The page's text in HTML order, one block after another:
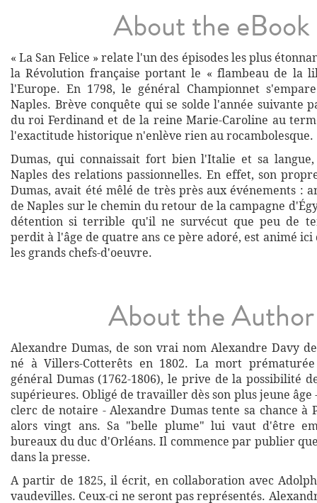
About the eBook
« La San Felice » relate l'un des épisodes les plus
la Révolution française portant le « flambeau de la
l'Europe. En 1798, le général Championnet
Naples. Brève conquête qui se solde l'année suivante
du roi Ferdinand et de la reine Marie-Caroline au
l'exactitude historique n'enlève rien au rocambolesque.
Dumas, qui connaissait fort bien l'Italie et sa
Naples des relations passionnelles. En effet, son
Dumas, avait été mêlé de très près aux événements :
de Naples sur le chemin du retour de la campagne
détention si terrible qu'il ne survécut que peu de
perdit à l'âge de quatre ans ce père adoré, est animé
les grands chefs-d'oeuvre.
About the Author
Alexandre Dumas, de son vrai nom Alexandre Davy
né à Villers-Cotterêts en 1802. La mort
général Dumas (1762-1806), le prive de la possibilité
supérieures. Obligé de travailler dès son plus jeune âge
clerc de notaire - Alexandre Dumas tente sa chance à
alors vingt ans. Sa "belle plume" lui vaut d'être
bureaux du duc d'Orléans. Il commence par publier
dans la presse.
A partir de 1825, il écrit, en collaboration avec
vaudevilles. Ceux-ci ne seront pas représentés.